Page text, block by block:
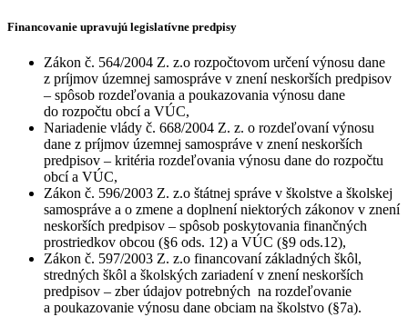
Financovanie upravujú legislatívne predpisy
Zákon č. 564/2004 Z. z.o rozpočtovom určení výnosu dane
z príjmov územnej samospráve v znení neskorších predpisov
– spôsob rozdeľovania a poukazovania výnosu dane
do rozpočtu obcí a VÚC,
Nariadenie vlády č. 668/2004 Z. z. o rozdeľovaní výnosu
dane z príjmov územnej samospráve v znení neskorších
predpisov – kritéria rozdeľovania výnosu dane do rozpočtu
obcí a VÚC,
Zákon č. 596/2003 Z. z.o štátnej správe v školstve a školskej
samospráve a o zmene a doplnení niektorých zákonov v znení
neskorších predpisov – spôsob poskytovania finančných
prostriedkov obcou (§6 ods. 12) a VÚC (§9 ods.12),
Zákon č. 597/2003 Z. z.o financovaní základných škôl,
stredných škôl a školských zariadení v znení neskorších
predpisov – zber údajov potrebných na rozdeľovanie
a poukazovanie výnosu dane obciam na školstvo (§7a).